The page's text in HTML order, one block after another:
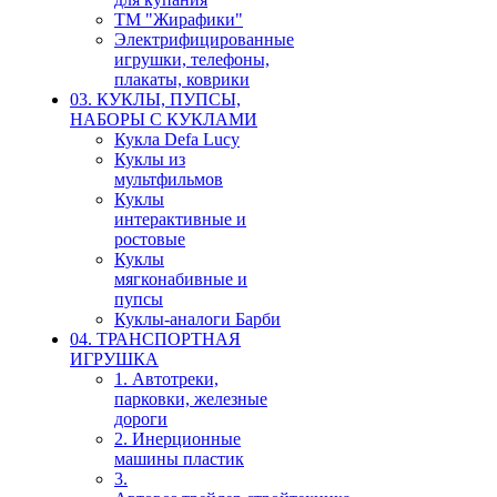
ТМ "Жирафики"
Электрифицированные
игрушки, телефоны,
плакаты, коврики
03. КУКЛЫ, ПУПСЫ,
НАБОРЫ С КУКЛАМИ
Кукла Defa Lucy
Куклы из
мультфильмов
Куклы
интерактивные и
ростовые
Куклы
мягконабивные и
пупсы
Куклы-аналоги Барби
04. ТРАНСПОРТНАЯ
ИГРУШКА
1. Автотреки,
парковки, железные
дороги
2. Инерционные
машины пластик
3.